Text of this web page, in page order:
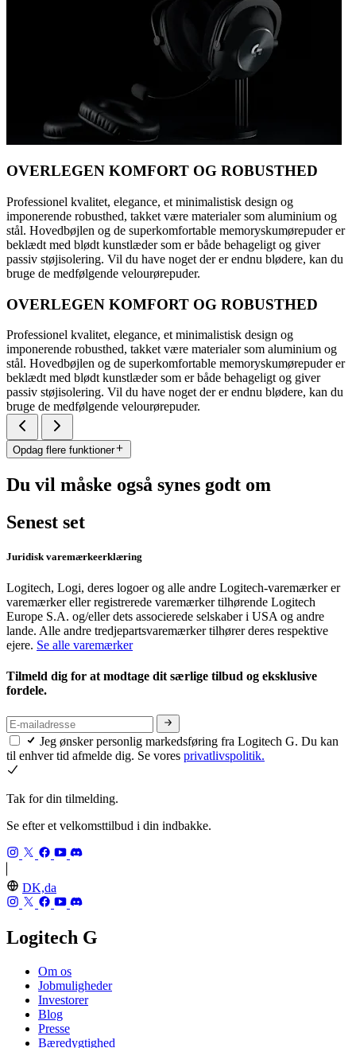
OVERLEGEN KOMFORT OG ROBUSTHED
Professionel kvalitet, elegance, et minimalistisk design og
imponerende robusthed, takket være materialer som aluminium og
stål. Hovedbøjlen og de superkomfortable memoryskumørepuder er
beklædt med blødt kunstlæder som er både behageligt og giver
passiv støjisolering. Vil du have noget der er endnu blødere, kan du
bruge de medfølgende velourørepuder.
OVERLEGEN KOMFORT OG ROBUSTHED
Professionel kvalitet, elegance, et minimalistisk design og
imponerende robusthed, takket være materialer som aluminium og
stål. Hovedbøjlen og de superkomfortable memoryskumørepuder er
beklædt med blødt kunstlæder som er både behageligt og giver
passiv støjisolering. Vil du have noget der er endnu blødere, kan du
bruge de medfølgende velourørepuder.
Opdag flere funktioner
Du vil måske også synes godt om
Senest set
Juridisk varemærkeerklæring
Logitech, Logi, deres logoer og alle andre Logitech-varemærker er
varemærker eller registrerede varemærker tilhørende Logitech
Europe S.A. og/eller dets associerede selskaber i USA og andre
lande. Alle andre tredjepartsvaremærker tilhører deres respektive
ejere. Se alle varemærker
Tilmeld dig for at modtage dit særlige tilbud og eksklusive
fordele.
Jeg ønsker personlig markedsføring fra Logitech G. Du kan
til enhver tid afmelde dig. Se vores privatlivspolitik.
Tak for din tilmelding.
Se efter et velkomsttilbud i din indbakke.
DK,da
Logitech G
Om os
Jobmuligheder
Investorer
Blog
Presse
Bæredygtighed